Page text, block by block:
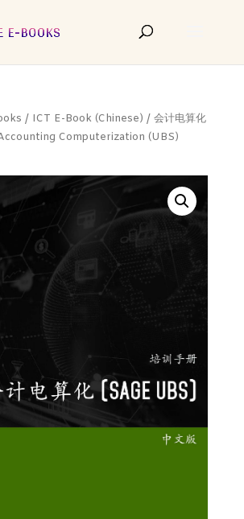
/ ICT E-Book (Chinese) / 会计电算化
Computerization (UBS)